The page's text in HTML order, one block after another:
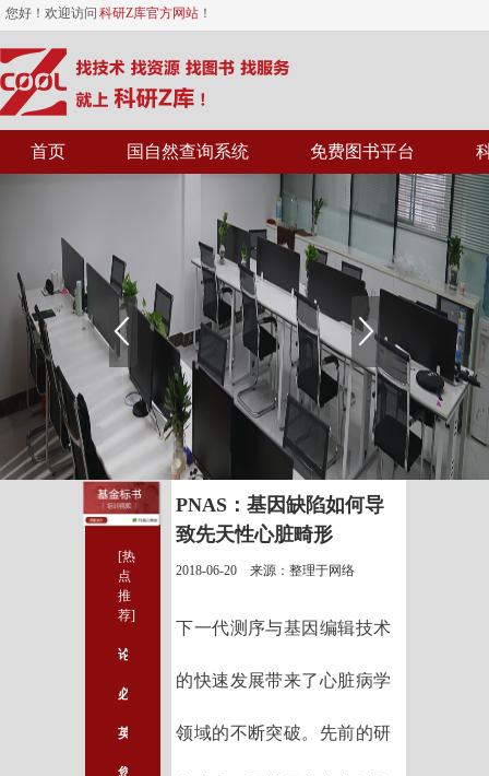
您好！欢迎访问 科研Z库官方网站 ！
首页 国自然查询系统 免费图书平台
[热
点
推
荐]
PNAS：基因缺陷如何导
致先天性心脏畸形
2018-06-20 来源：整理于网络
下一代测序与基因编辑技术
的快速发展带来了心脏病学
领域的不断突破。先前的研